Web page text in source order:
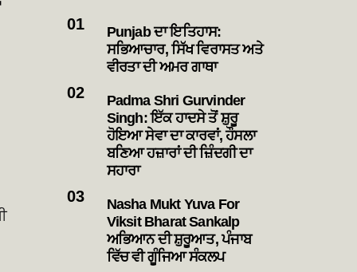
Punjab ਦਾ ਇਤਿਹਾਸ:
ਸਭਿਆਚਾਰ, ਸਿੱਖ ਵਿਰਾਸਤ ਅਤੇ
ਵੀਰਤਾ ਦੀ ਅਮਰ ਗਾਥਾ
Padma Shri Gurvinder
Singh: ਇੱਕ ਹਾਦਸੇ ਤੋਂ ਸ਼ੁਰੂ
ਹੋਇਆ ਸੇਵਾ ਦਾ ਕਾਰਵਾਂ, ਹੌਸਲਾ
ਬਣਿਆ ਹਜ਼ਾਰਾਂ ਦੀ ਜ਼ਿੰਦਗੀ ਦਾ
ਸਹਾਰਾ
Nasha Mukt Yuva For
Viksit Bharat Sankalp
ਅਭਿਆਨ ਦੀ ਸ਼ੁਰੂਆਤ, ਪੰਜਾਬ
ਵਿੱਚ ਵੀ ਗੂੰਜਿਆ ਸੰਕਲਪ